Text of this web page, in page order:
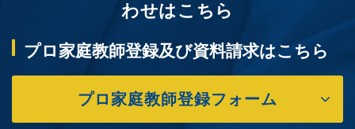
わせはこちら
プロ家庭教師登録及び資料請求はこちら
プロ家庭教師登録フォーム